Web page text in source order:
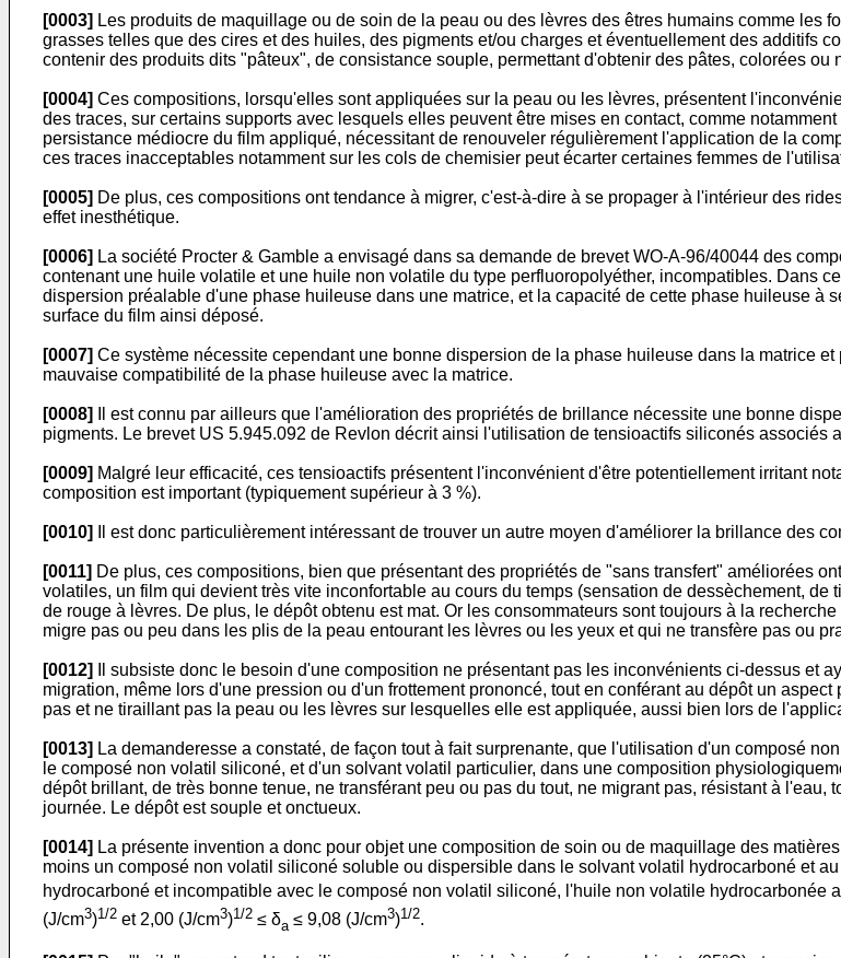
[0003] Les produits de maquillage ou de soin de la peau ou des lèvres des êtres humains comme les
grasses telles que des cires et des huiles, des pigments et/ou charges et éventuellement des additifs
contenir des produits dits "pâteux", de consistance souple, permettant d'obtenir des pâtes, colorées ou
[0004] Ces compositions, lorsqu'elles sont appliquées sur la peau ou les lèvres, présentent
des traces, sur certains supports avec lesquels elles peuvent être mises en contact, comme
persistance médiocre du film appliqué, nécessitant de renouveler régulièrement l'application de la
ces traces inacceptables notamment sur les cols de chemisier peut écarter certaines femmes de
[0005] De plus, ces compositions ont tendance à migrer, c'est-à-dire à se propager à l'intérieur des
effet inesthétique.
[0006] La société Procter & Gamble a envisagé dans sa demande de brevet WO-A-96/40044 des
contenant une huile volatile et une huile non volatile du type perfluoropolyéther, incompatibles. Dans
dispersion préalable d'une phase huileuse dans une matrice, et la capacité de cette phase huileuse à
surface du film ainsi déposé.
[0007] Ce système nécessite cependant une bonne dispersion de la phase huileuse dans la matrice
mauvaise compatibilité de la phase huileuse avec la matrice.
[0008]
Il est connu par ailleurs que l'amélioration des propriétés de brillance nécessite une bonne
pigments. Le brevet US 5.945.092 de Revlon décrit ainsi l'utilisation de tensioactifs siliconés associés
[0009] Malgré leur efficacité, ces tensioactifs présentent l'inconvénient d'être potentiellement irritant
composition est important (typiquement supérieur à 3 %).
[0010] Il est donc particulièrement intéressant de trouver un autre moyen d'améliorer la brillance des
[0011] De plus, ces compositions, bien que présentant des propriétés de "sans transfert" améliorées
volatiles, un film qui devient très vite inconfortable au cours du temps (sensation de dessèchement,
de rouge à lèvres. De plus, le dépôt obtenu est mat. Or les consommateurs sont toujours à la
migre pas ou peu dans les plis de la peau entourant les lèvres ou les yeux et qui ne transfère pas ou
[0012]
Il subsiste donc le besoin d'une composition ne présentant pas les inconvénients ci-dessus et
migration, même lors d'une pression ou d'un frottement prononcé, tout en conférant au dépôt un
pas et ne tiraillant pas la peau ou les lèvres sur lesquelles elle est appliquée, aussi bien lors de
[0013] La demanderesse a constaté, de façon tout à fait surprenante, que l'utilisation d'un composé
le composé non volatil siliconé, et d'un solvant volatil particulier, dans une composition
dépôt brillant, de très bonne tenue, ne transférant peu ou pas du tout, ne migrant pas, résistant à
journée. Le dépôt est souple et onctueux.
[0014] La présente invention a donc pour objet une composition de soin ou de maquillage des
moins un composé non volatil siliconé soluble ou dispersible dans le solvant volatil hydrocarboné et
hydrocarboné et incompatible avec le composé non volatil siliconé, l'huile non volatile hydrocarbonée
(J/cm3)1/2 et 2,00 (J/cm3)1/2 ≤ δa ≤ 9,08 (J/cm3)1/2.